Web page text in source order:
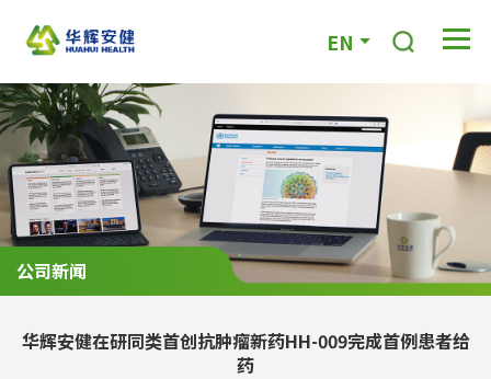
EN
公司新闻
华辉安健在研同类首创抗肿瘤新药HH-009完成首例患者给
药